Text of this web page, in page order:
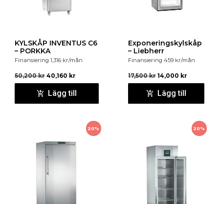
KYLSKÅP INVENTUS C6
– PORKKA
Finansiering 1,316 kr/mån
50,200kr 40,160 kr
Lägg till
Exponeringskylskåp
– Liebherr
Finansiering 459 kr/mån
17,500kr 14,000 kr
Lägg till
20% 20%